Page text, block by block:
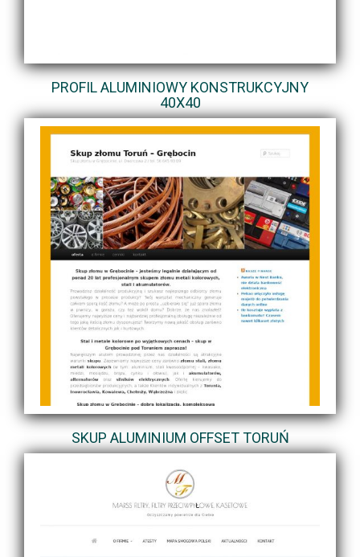
PROFIL ALUMINIOWY KONSTRUKCYJNY
40X40
SKUP ALUMINIUM OFFSET TORUŃ